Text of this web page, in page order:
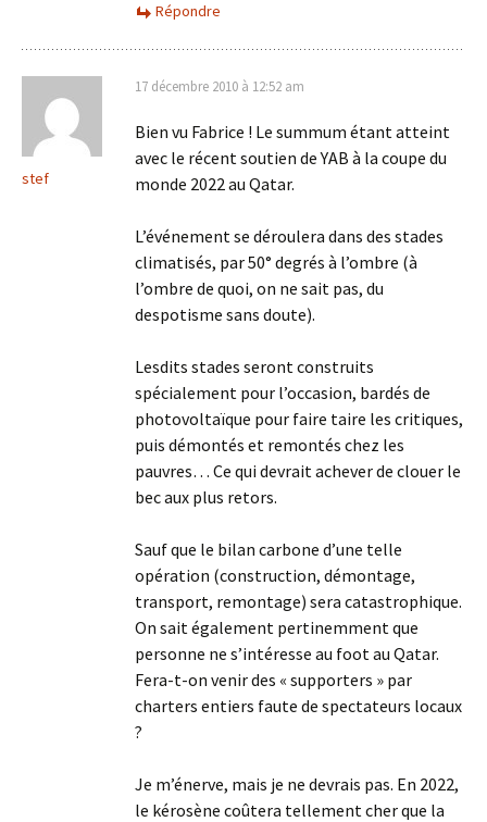
Répondre
stef
17 décembre 2010 à 12:52 am
Bien vu Fabrice ! Le summum étant atteint
avec le récent soutien de YAB à la coupe du
monde 2022 au Qatar.
L’événement se déroulera dans des stades
climatisés, par 50° degrés à l’ombre (à
l’ombre de quoi, on ne sait pas, du
despotisme sans doute).
Lesdits stades seront construits
spécialement pour l’occasion, bardés de
photovoltaïque pour faire taire les critiques,
puis démontés et remontés chez les
pauvres… Ce qui devrait achever de clouer le
bec aux plus retors.
Sauf que le bilan carbone d’une telle
opération (construction, démontage,
transport, remontage) sera catastrophique.
On sait également pertinemment que
personne ne s’intéresse au foot au Qatar.
Fera-t-on venir des « supporters » par
charters entiers faute de spectateurs locaux
?
Je m’énerve, mais je ne devrais pas. En 2022,
le kérosène coûtera tellement cher que la